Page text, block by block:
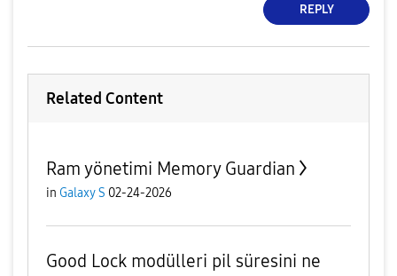
REPLY
Related Content
Ram yönetimi Memory Guardian
in Galaxy S 02-24-2026
Good Lock modülleri pil süresini ne